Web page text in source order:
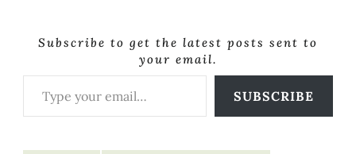
Subscribe to get the latest posts sent to
your email.
Type your email…
SUBSCRIBE